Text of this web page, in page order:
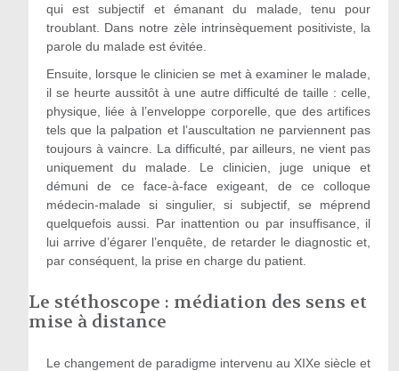
qui est subjectif et émanant du malade, tenu pour
troublant. Dans notre zèle intrinsèquement positiviste, la
parole du malade est évitée.
Ensuite, lorsque le clinicien se met à examiner le malade,
il se heurte aussitôt à une autre difficulté de taille : celle,
physique, liée à l’enveloppe corporelle, que des artifices
tels que la palpation et l’auscultation ne parviennent pas
toujours à vaincre. La difficulté, par ailleurs, ne vient pas
uniquement du malade. Le clinicien, juge unique et
démuni de ce face-à-face exigeant, de ce colloque
médecin-malade si singulier, si subjectif, se méprend
quelquefois aussi. Par inattention ou par insuffisance, il
lui arrive d’égarer l’enquête, de retarder le diagnostic et,
par conséquent, la prise en charge du patient.
Le stéthoscope : médiation des sens et
mise à distance
Le changement de paradigme intervenu au XIXe siècle et